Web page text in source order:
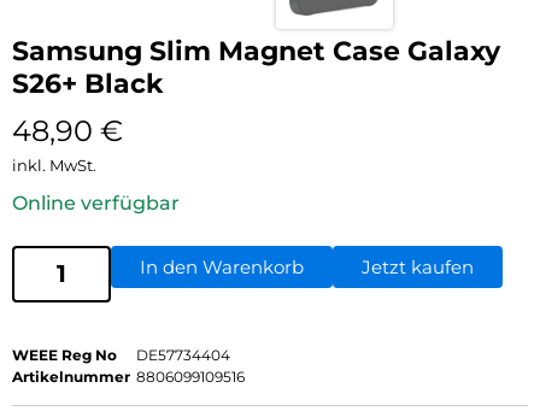
Samsung Slim Magnet Case Galaxy
S26+ Black
48,90 €
inkl. MwSt.
Online verfügbar
In den Warenkorb Jetzt kaufen
WEEE Reg No
DE57734404
Artikelnummer 8806099109516